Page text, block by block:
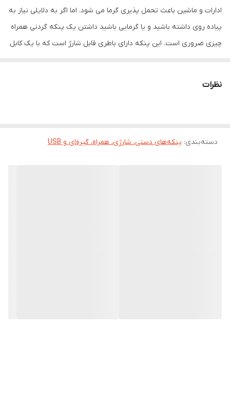
قابلیت‌های پنکه بند آویز گردنی , کابل همراه
قابلیت تنظیم
ادارات و ماشین باعث تحمل پذیری گرما می شود. اما اگر به دلایلی نیاز به
پیاده روی داشته باشید و یا گرمایی باشید داشتن یک پنکه گردنی همراه
چیزی ضروری است. این پنکه دارای باطری قابل شارژ است که با یک کابل
اندازه است.
نظرات
دسته‌بندی: پنکه‌های دستی، شارژی، همراه، گیره‌ای و USB